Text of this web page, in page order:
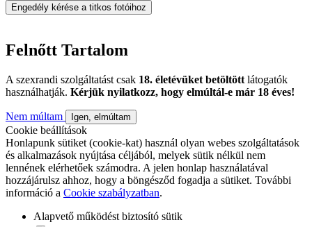
Engedély kérése a titkos fotóihoz
Felnőtt Tartalom
A szexrandi szolgáltatást csak 18. életévüket betöltött látogatók
használhatják. Kérjük nyilatkozz, hogy elmúltál-e már 18 éves!
Nem múltam Igen, elmúltam
Cookie beállítások
Honlapunk sütiket (cookie-kat) használ olyan webes szolgáltatások
és alkalmazások nyújtása céljából, melyek sütik nélkül nem
lennének elérhetőek számodra. A jelen honlap használatával
hozzájárulsz ahhoz, hogy a böngésződ fogadja a sütiket. További
információ a Cookie szabályzatban.
Alapvető működést biztosító sütik